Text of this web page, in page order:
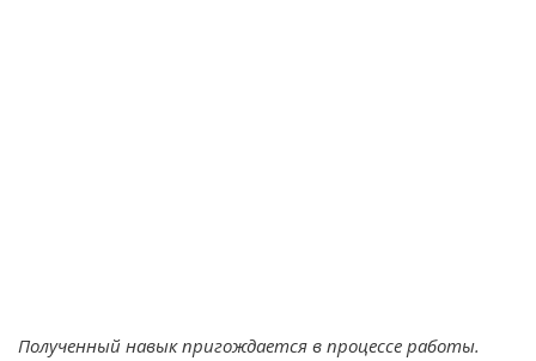
Полученный навык пригождается в процессе работы.